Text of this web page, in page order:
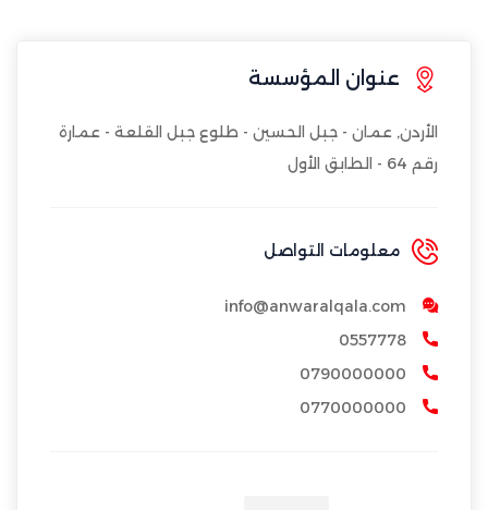
عنوان المؤسسة
الأردن, عمان - جبل الحسين - طلوع جبل القلعة - عمارة
رقم 64 - الطابق الأول
معلومات التواصل
info@anwaralqala.com
0557778
0790000000
0770000000